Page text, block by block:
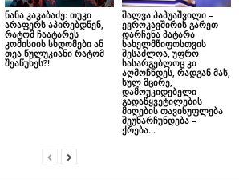
ნანა კაკაბაძე: თუკი
არაფერს აპირებდნენ,
რატომ ჩაატარეს
კომისიის სხდომები ან
თეა წულუკიანი რატომ
შეაწუხეს?!
შალვა პაპუაშვილი –
ევროკავშირის გარეთ
დარჩენა პატარა
სახელმწიფოსთვის
შესაძლოა, უფრო
სასარგებლოც კი
აღმოჩნდეს, რადგან მას,
სულ მცირე,
დამოუკიდებელი
გადაწყვეტილების
მიღების თავისუფლება
შეუნარჩუნდება –
ქრება...